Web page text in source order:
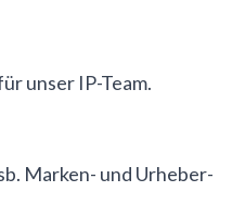
unser IP-Team.
Marken- und Urheber-